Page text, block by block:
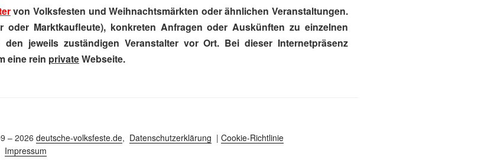
von Volksfesten und Weihnachtsmärkten oder ähnlichen Veranstaltungen.
oder Marktkaufleute), konkreten Anfragen oder Auskünften zu einzelnen
jeweils zuständigen Veranstalter vor Ort. Bei dieser Internetpräsenz
eine rein privateWebseite.
– 2026 deutsche-volksfeste.de, Datenschutzerklärung | Cookie-Richtlinie
Impressum